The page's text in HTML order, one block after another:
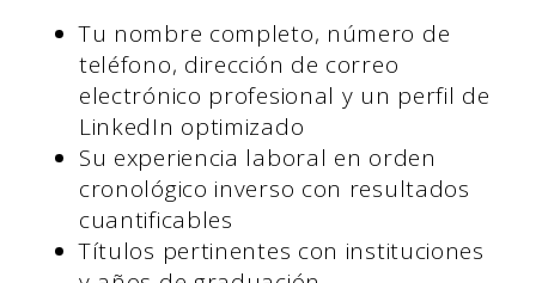
Tu nombre completo, número de
teléfono, dirección de correo
electrónico profesional y un perfil de
LinkedIn optimizado
Su experiencia laboral en orden
cronológico inverso con resultados
cuantificables
Títulos pertinentes con instituciones